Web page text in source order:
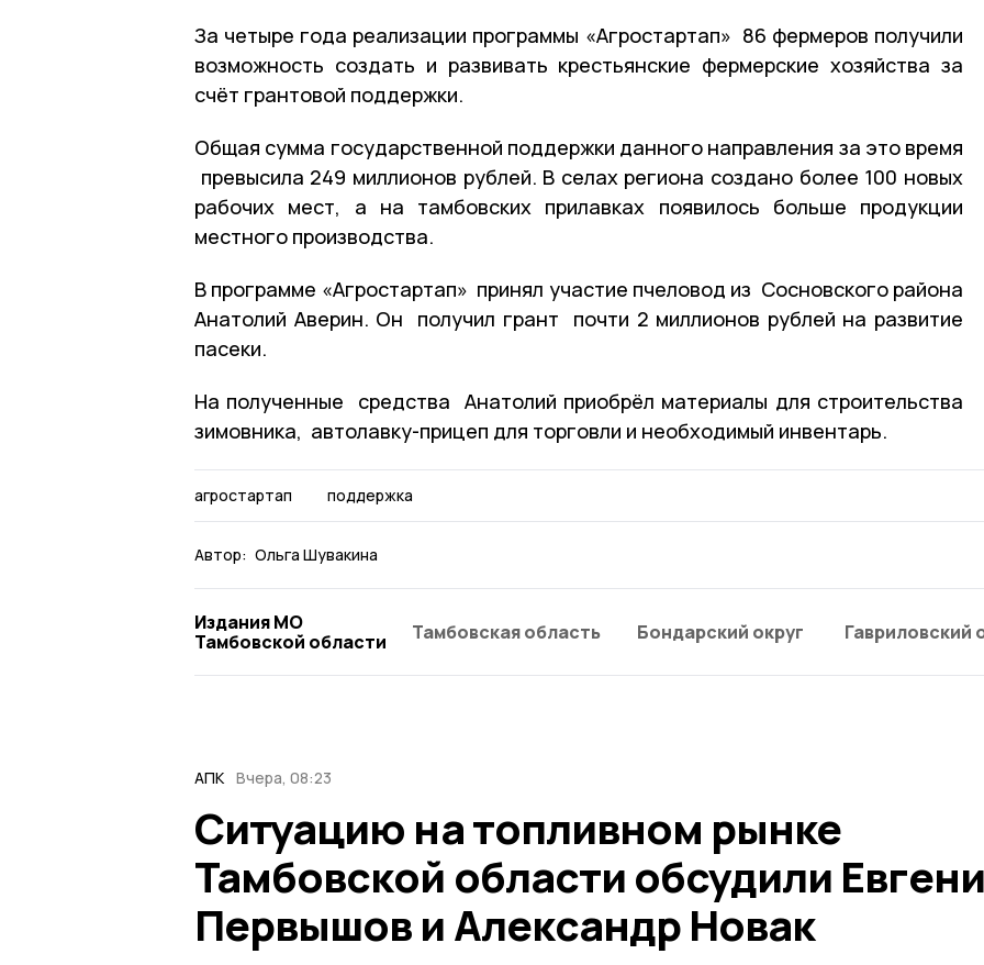
За четыре года реализации программы «Агростартап» 86 фермеров получили
возможность создать и развивать крестьянские фермерские хозяйства за
счёт грантовой поддержки.
Общая сумма государственной поддержки данного направления за это время
превысила 249 миллионов рублей. В селах региона создано более 100 новых
рабочих мест, а на тамбовских прилавках появилось больше продукции
местного производства.
В программе «Агростартап» принял участие пчеловод из Сосновского района
Анатолий Аверин. Он получил грант почти 2 миллионов рублей на развитие
пасеки.
На полученные средства Анатолий приобрёл материалы для строительства
зимовника, автолавку-прицеп для торговли и необходимый инвентарь.
агростартап поддержка
Автор: Ольга Шувакина
Издания МО
Тамбовской области
Тамбовская область Бондарский округ Гавриловский
АПК Вчера, 08:23
Ситуацию на топливном рынке
Тамбовской области обсудили
Первышов и Александр Новак